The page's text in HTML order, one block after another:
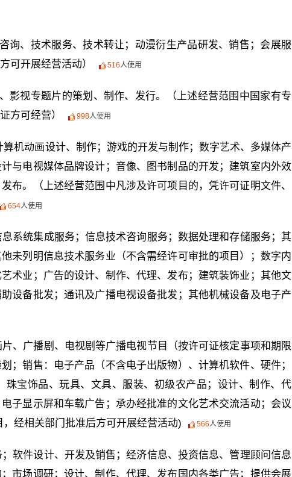
询、技术服务、技术转让；动漫衍生产品研发、销售；会展服
可开展经营活动）
516人使用
影视专题片的策划、制作、发行。（上述经营范围中国家有专
方可经营）
998人使用
机动画设计、制作；游戏的开发与制作；数字艺术、多媒体产
与电视媒体品牌设计；音像、图书制品的开发；建筑室内外效
布。（上述经营范围中凡涉及许可项目的，凭许可证明文件、
654人使用
系统集成服务；信息技术咨询服务；数据处理和存储服务；其
未列明信息技术服务业（不含需经许可审批的项目）；数字内
术业；广告的设计、制作、代理、发布；建筑装饰业；其他文
设备批发；通讯及广播电视设备批发；其他机械设备及电子产
、广播剧、电视剧等广播电视节目（按许可证核定事项和期限
；销售：电子产品（不含电子出版物）、计算机软件、硬件；
宝饰品、玩具、文具、服装、初级农产品；设计、制作、代
子显示屏和车载广告；承办经批准的文化艺术交流活动；会议
经相关部门批准后方可开展经营活动)
566人使用
软件设计、开发及销售；经济信息、投资信息、管理顾问信息
市场调研；设计、制作、代理、发布国内各类广告；提供会展